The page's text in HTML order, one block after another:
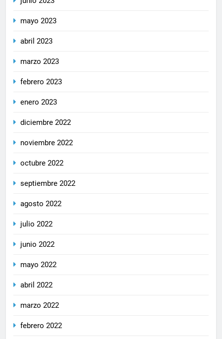
mayo 2023
abril 2023
marzo 2023
febrero 2023
enero 2023
diciembre 2022
noviembre 2022
octubre 2022
septiembre 2022
agosto 2022
julio 2022
junio 2022
mayo 2022
abril 2022
marzo 2022
febrero 2022